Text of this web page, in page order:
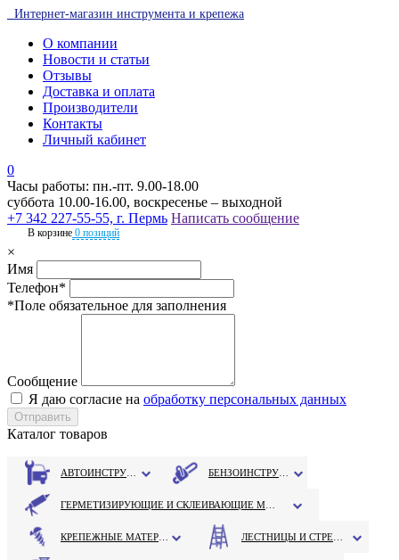
Интернет-магазин инструмента и крепежа
О компании
Новости и статьи
Отзывы
Доставка и оплата
Производители
Контакты
Личный кабинет
0
Часы работы: пн.-пт. 9.00-18.00
суббота 10.00-16.00, воскресенье – выходной
+7 342 227-55-55, г. Пермь Написать сообщение
В корзине 0 позиций
×
Имя
Телефон*
*Поле обязательное для заполнения
Сообщение
Я даю согласие на обработку персональных данных
Каталог товаров